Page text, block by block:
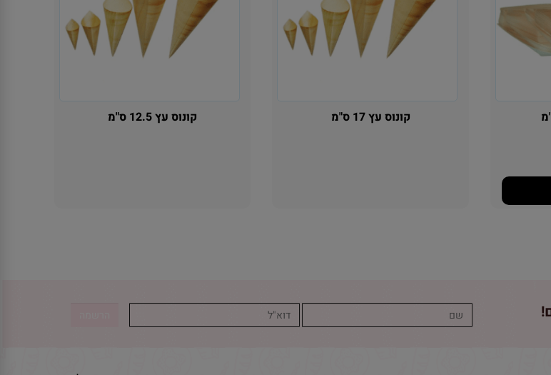
קונוס עץ 17 ס"מ קונוס עץ 12.5 ס"מ